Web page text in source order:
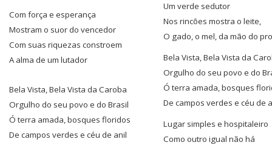
Com força e esperança
Mostram o suor do vencedor
Com suas riquezas constroem
A alma de um lutador
Bela Vista, Bela Vista da Caroba
Orgulho do seu povo e do Brasil
Ó terra amada, bosques floridos
De campos verdes e céu de anil
Um verde sedutor
Nos rincões mostra o leite,
O gado, o mel, da mão do
Bela Vista, Bela Vista da
Orgulho do seu povo e do
Ó terra amada, bosques
De campos verdes e céu de
Lugar simples e hospitaleiro
Como outro igual não há